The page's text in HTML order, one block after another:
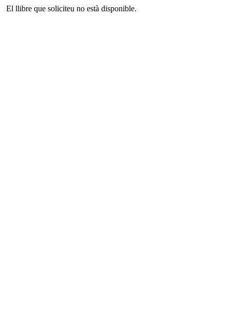
El llibre que soliciteu no està disponible.